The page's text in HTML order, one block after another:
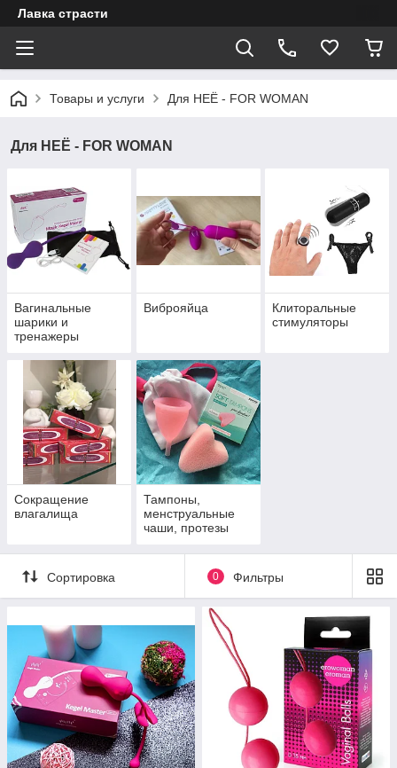
Лавка страсти
Товары и услуги Для НЕЁ - FOR WOMAN
Для НЕЁ - FOR WOMAN
Вагинальные
шарики и
тренажеры
Виброяйца
Клиторальные
стимуляторы
Сокращение
влагалища
Тампоны,
менструальные
чаши, протезы
Сортировка 0 Фильтры